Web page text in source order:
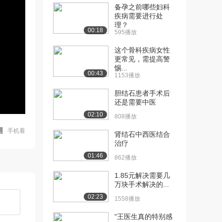
手机看
00:18
备孕之前哪些妇科
疾病需要进行处
理？
595播放
00:43
这个骨科疾病女性
更常见，需提高警
惕...
1153播放
02:10
胆结石患者手术后
还是需要中医
808播放
01:46
肾结石中西医结合
治疗
862播放
02:23
1.85元解决需要几
万块手术解决的...
1558播放
"王医生真的特别感